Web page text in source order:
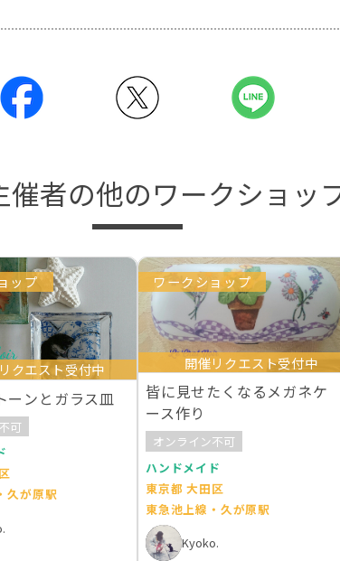
催者の他のワークショッ
ップ
クエスト受付中
ーンとガラス皿
可
久が原駅
ワークショップ
開催リクエスト受付中
皆に見せたくなるメガネケ
ース作り
オンライン不可
ハンドメイド
東京都 大田区
東急池上線・久が原駅
Kyoko.